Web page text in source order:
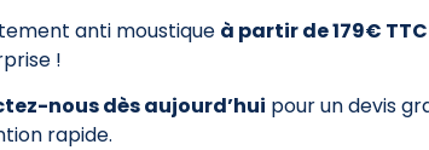
anti moustique à partir de 179€ TTC
!
nous dès aujourd’hui pour un devis
rapide.